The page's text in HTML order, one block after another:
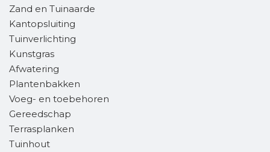
Zand en Tuinaarde
Kantopsluiting
Tuinverlichting
Kunstgras
Afwatering
Plantenbakken
Voeg- en toebehoren
Gereedschap
Terrasplanken
Tuinhout